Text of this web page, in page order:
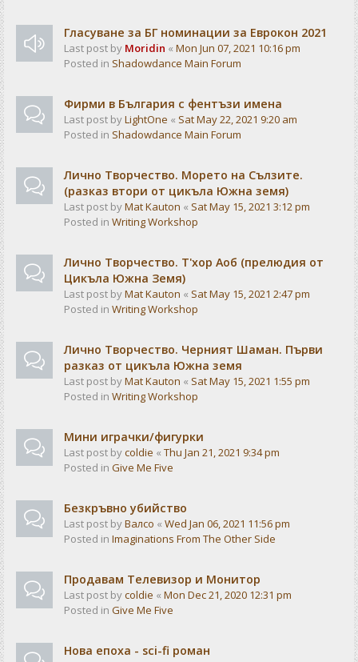
Гласуване за БГ номинации за Еврокон 2021
Last post by Moridin « Mon Jun 07, 2021 10:16 pm
Posted in Shadowdance Main Forum
Фирми в България с фентъзи имена
Last post byLightOne « Sat May 22, 2021 9:20 am
Posted in Shadowdance Main Forum
Лично Творчество. Морето на Сълзите.
(разказ втори от цикъла Южна земя)
Last post byMat Kauton « Sat May 15, 2021 3:12 pm
Posted in Writing Workshop
Лично Творчество. Т'хор Аоб (прелюдия от
Цикъла Южна Земя)
Last post byMat Kauton « Sat May 15, 2021 2:47 pm
Posted in Writing Workshop
Лично Творчество. Черният Шаман. Първи
разказ от цикъла Южна земя
Last post byMat Kauton « Sat May 15, 2021 1:55 pm
Posted in Writing Workshop
Мини играчки/фигурки
Last post bycoldie « Thu Jan 21, 2021 9:34 pm
Posted in Give Me Five
Безкръвно убийство
Last post byВалсо « Wed Jan 06, 2021 11:56 pm
Posted in Imaginations From The Other Side
Продавам Телевизор и Монитор
Last post bycoldie « Mon Dec 21, 2020 12:31 pm
Posted in Give Me Five
Нова епоха - sci-fi роман